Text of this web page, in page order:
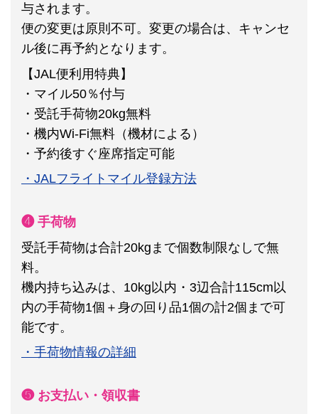
与されます。
便の変更は原則不可。 変更の場合は、キャンセ
ル後に再予約となります。
【JAL便利用特典】
・マイル50％付与
・受託手荷物20kg無料
・機内Wi-Fi無料（機材による）
・予約後すぐ座席指定可能
・JALフライトマイル登録方法
❹ 手荷物
受託手荷物は合計20kgまで個数制限なしで無
料。
機内持ち込みは、10kg以内・3辺合計115cm以
内の手荷物1個＋身の回り品1個の計2個まで可
能です。
・手荷物情報の詳細
❺ お支払い・領収書